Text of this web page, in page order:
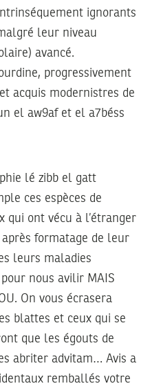
ignorants
leur niveau
avancé.
progressivement
acquis modernistres de
el aw9af et el a7béss
lé zibb el gatt
ces espèces de
qui ont vécu à l’étranger
formatage de leur
leurs maladies
nous avilir MAIS
On vous écrasera
blattes et ceux qui se
que les égouts de
abriter advitam… Avis a
remballés votre